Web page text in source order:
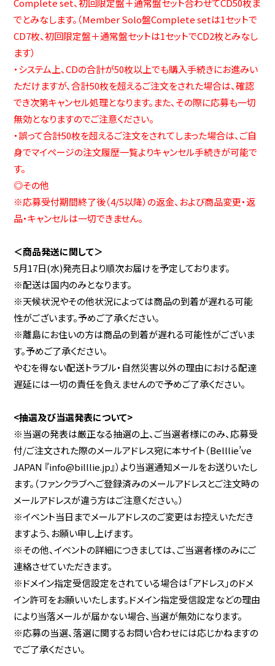
Complete set、初回限定盤＋通常盤セット合わせてCD50枚ま
でとみなします。（Member Solo盤Complete setは1セットで
CD7枚、初回限定盤＋通常盤セットは1セットでCD2枚とみなし
ます）
・システム上、CDの合計が50枚以上でも購入手続きにお進みい
ただけますが、合計50枚を超えるご注文をされた場合は、確認
でき次第キャンセル処理となります。また、その際に応募も一切
無効となりますのでご注意ください。
・誤って合計50枚を超えるご注文をされてしまった場合は、ご自
身でマイページの注文履歴一覧よりキャンセル手続きが可能で
す。
◎その他
※応募受付期間終了後（4/5以降）の返金、および商品変更・返
品・キャンセルは一切できません。
＜商品発送に関して＞
5月17日(水)発売日より順次お届けを予定しております。
※配送は国内のみとなります。
※天候状況やその他状況によっては商品の到着が遅れる可能
性がございます。予めご了承ください。
※離島にお住いの方は商品の到着が遅れる可能性がございま
す。予めご了承ください。
やむを得ない配送トラブル・自然災害以外の理由における配達
遅延には一切の責任を負えませんので予めご了承ください。
<抽選及び当選発表について>
※当選の発表は厳正なる抽選の上、ご当選者様にのみ、応募受
付/ご注文された際のメールアドレス宛に本サイト（Belllie’ve
JAPAN 『info@billlie.jp』）より当選通知メールをお送りいたし
ます。（ファンクラブへご登録済みのメールアドレスとご注文時の
メールアドレスが違う方はご注意ください。）
※イベント当日までメールアドレスのご変更はお控えいただき
ますよう、お願い申し上げます。
※その他、イベントの詳細につきましては、ご当選者様のみにご
連絡させていただきます。
※ドメイン指定受信設定をされている場合は「アドレス」のドメ
イン許可をお願いいたします。ドメイン指定受信設定などの理由
により当落メールが届かない場合、当選が無効になります。
※応募の当選、落選に関するお問い合わせには応じかねますの
でご了承ください。